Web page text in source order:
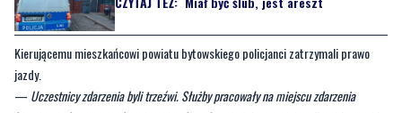
prasowy Komendanta Powiatowego Policji w Pucku.
CZYTAJ TEŻ: Miał być ślub, jest areszt